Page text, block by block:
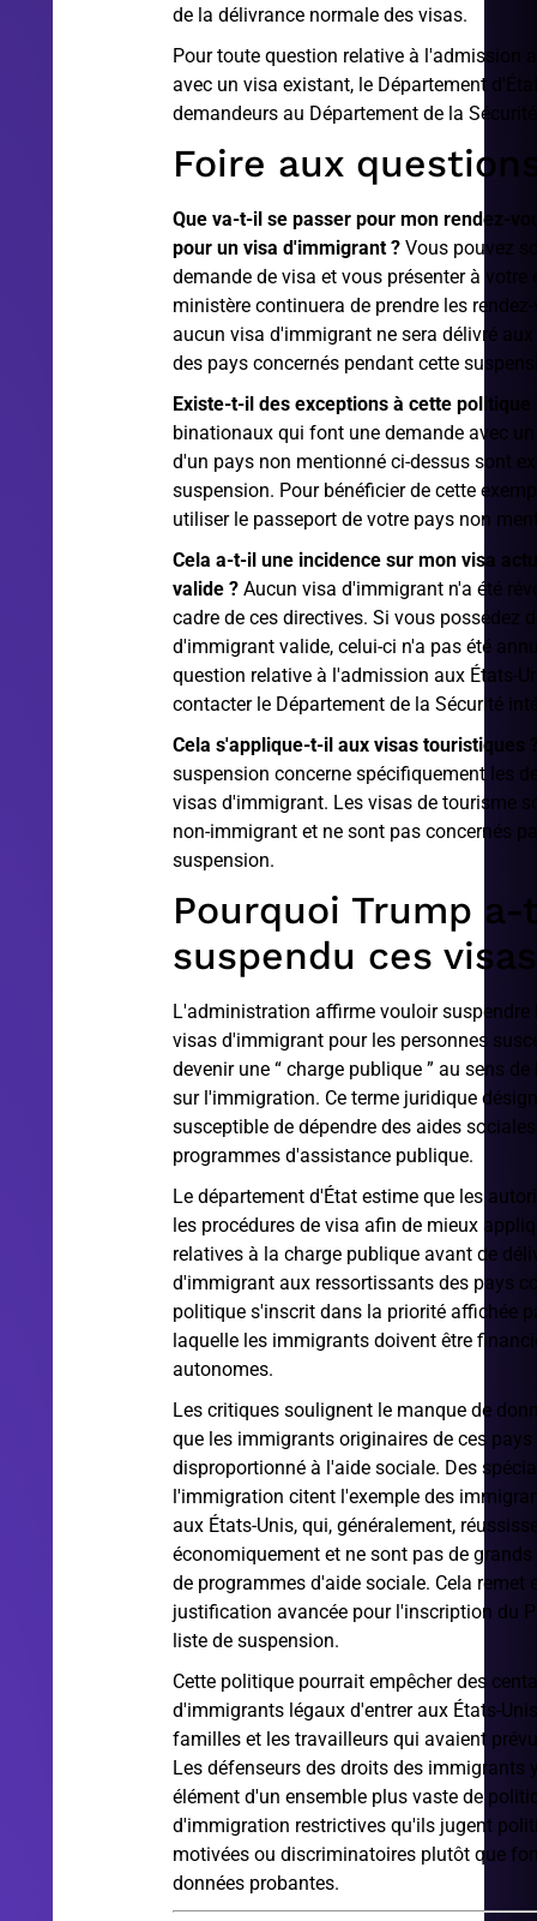
de la délivrance normale des visas.
Pour toute question relative à l'admission
avec un visa existant, le Département
demandeurs au Département de la
Foire aux
Que va-t-il se passer pour mon rendez-
pour un visa d'immigrant ? Vous pouvez
demande de visa et vous présenter à votre
ministère continuera de prendre les
aucun visa d'immigrant ne sera délivré
des pays concernés pendant cette
Existe-t-il des exceptions à cette politique
binationaux qui font une demande avec
d'un pays non mentionné ci-dessus sont
suspension. Pour bénéficier de cette
utiliser le passeport de votre pays non
Cela a-t-il une incidence sur mon visa
valide ? Aucun visa d'immigrant n'a été
cadre de ces directives. Si vous possédez
d'immigrant valide, celui-ci n'a pas été
question relative à l'admission aux États-
contacter le Département de la Sécurité
Cela s'applique-t-il aux visas touristiques
suspension concerne spécifiquement les
visas d'immigrant. Les visas de tourisme
non-immigrant et ne sont pas concernés
suspension.
Pourquoi Trump
suspendu ces
L'administration affirme vouloir suspendre
visas d'immigrant pour les personnes
devenir une “ charge publique ” au sens
sur l'immigration. Ce terme juridique
susceptible de dépendre des aides
programmes d'assistance publique.
Le département d'État estime que les
les procédures de visa afin de mieux
relatives à la charge publique avant de
d'immigrant aux ressortissants des pays
politique s'inscrit dans la priorité affichée
laquelle les immigrants doivent être
autonomes.
Les critiques soulignent le manque de
que les immigrants originaires de ces
disproportionné à l'aide sociale. Des
l'immigration citent l'exemple des
aux États-Unis, qui, généralement,
économiquement et ne sont pas de
de programmes d'aide sociale. Cela remet
justification avancée pour l'inscription du
liste de suspension.
Cette politique pourrait empêcher des
d'immigrants légaux d'entrer aux États-
familles et les travailleurs qui avaient
Les défenseurs des droits des immigrants
élément d'un ensemble plus vaste de
d'immigration restrictives qu'ils jugent
motivées ou discriminatoires plutôt que
données probantes.